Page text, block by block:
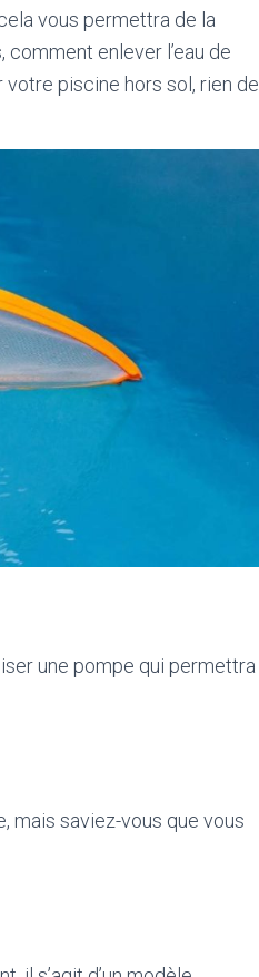
vous permettra de la
comment enlever l’eau de
piscine hors sol, rien de
une pompe qui permettra
mais saviez-vous que vous